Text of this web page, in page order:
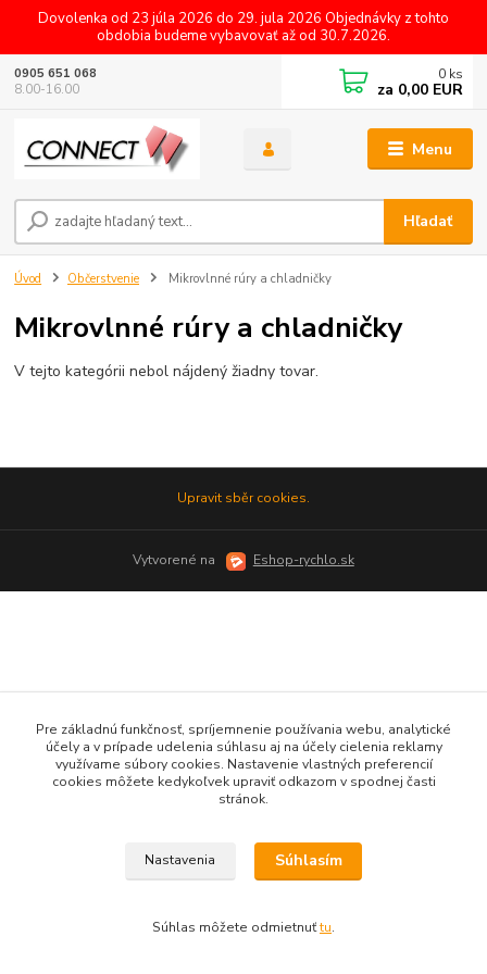
Dovolenka od 23 júla 2026 do 29. jula 2026 Objednávky z tohto
obdobia budeme vybavovať až od 30.7.2026.
Menu
Hľadať
0905 651 068
8.00-16.00
0 ks
za 0,00 EUR
Úvod Občerstvenie Mikrovlnné rúry a chladničky
Mikrovlnné rúry a chladničky
V tejto kategórii nebol nájdený žiadny tovar.
Upravit sběr cookies.
Vytvorené na Eshop-rychlo.sk
Pre základnú funkčnosť, spríjemnenie používania webu, analytické
účely a v prípade udelenia súhlasu aj na účely cielenia reklamy
využívame súbory cookies. Nastavenie vlastných preferencií
cookies môžete kedykoľvek upraviť odkazom v spodnej časti
stránok.
Nastavenia Súhlasím
Súhlas môžete odmietnuťtu.